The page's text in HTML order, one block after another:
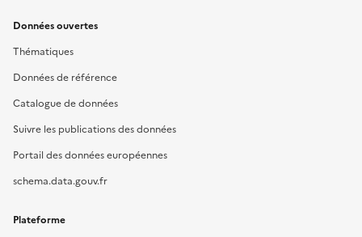
Données ouvertes
Thématiques
Données de référence
Catalogue de données
Suivre les publications des données
Portail des données européennes
schema.data.gouv.fr
Plateforme